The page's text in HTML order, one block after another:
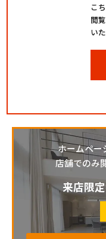
こ
閲
い
ホームペー
店舗でのみ
来店限